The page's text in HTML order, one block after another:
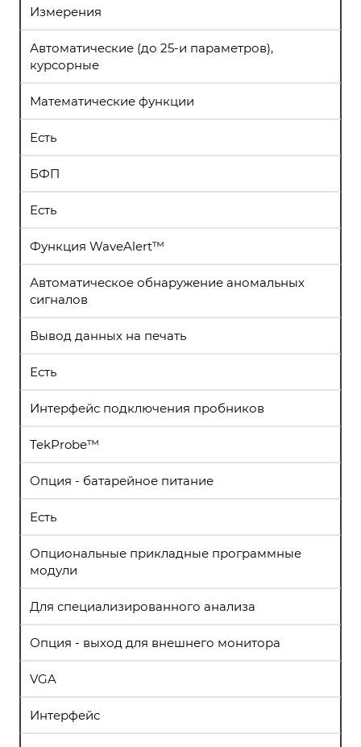
Измерения
Автоматические (до 25-и параметров),
курсорные
Математические функции
Есть
БФП
Есть
Функция WaveAlert™
Автоматическое обнаружение аномальных
сигналов
Вывод данных на печать
Есть
Интерфейс подключения пробников
TekProbe™
Опция - батарейное питание
Есть
Опциональные прикладные программные
модули
Для специализированного анализа
Опция - выход для внешнего монитора
VGA
Интерфейс